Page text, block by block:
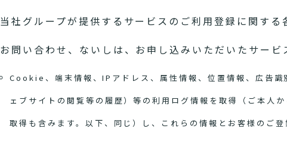
当社グループが提供するサービスのご利用登録に関する
お問い合わせ、ないしは、お申し込みいただいたサービ
Cookie、端末情報、IPアドレス、属性情報、位置情報、広告
ェブサイトの閲覧等の履歴）等の利用ログ情報を取得（ご本人
取得も含みます。以下、同じ）し、これらの情報とお客様のご